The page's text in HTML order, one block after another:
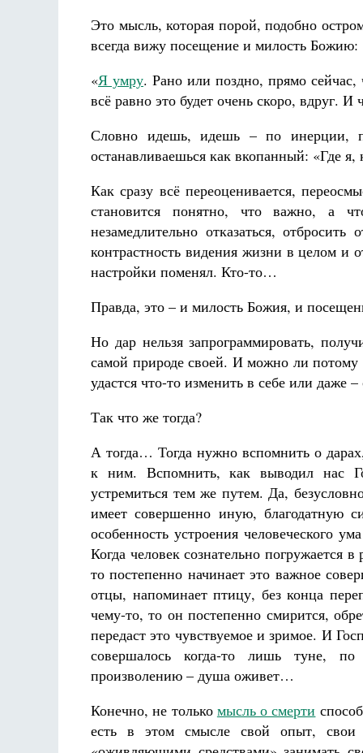
Это мысль, которая порой, подобно
всегда вижу посещение и милость Божию:
«Я умру. Рано или поздно, прямо сейчас,
всё равно это будет очень скоро, вдруг. И
Словно идешь, идешь – по инерции,
останавливаешься как вкопанный: «Где я,
Как сразу всё переоценивается,
становится понятно, что важно, а
незамедлительно отказаться,
контрастность видения жизни в целом и
настройки поменял. Кто-то…
Правда, это – и милость Божия, и
Но дар нельзя запрограммировать,
самой природе своей. И можно ли потому
удастся что-то изменить в себе или даже
Так что же тогда?
А тогда… Тогда нужно вспомнить о
к ним. Вспомнить, как выводил нас
устремиться тем же путем. Да,
имеет совершенно иную, благодатную
особенность устроения человеческого
Когда человек сознательно погружается
то постепенно начинает это важное
отцы, напоминает птицу, без конца
чему-то, то он постепенно смирится,
передаст это чувствуемое и зримое. И
совершалось когда-то лишь туне,
произволению – душа оживет…
Конечно, не только мысль о смерти
есть в этом смысле свой опыт, свои